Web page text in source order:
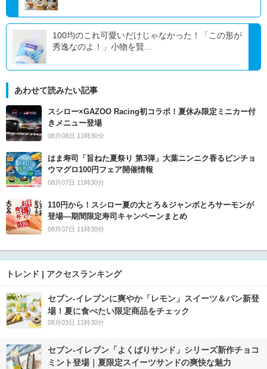
100均のこれ可愛いだけじゃなかった！「この形が
秀逸なのよ！」小物を賢...
あわせて読みたい記事
スシロー×GAZOO Racing初コラボ！夏休み限定ミニカー付
きメニュー登場
08月08日 11時30分
はま寿司「旨ねた夏祭り 第3弾」大葉ニンニク香るビンチョ
ウマグロ100円フェア開催情報
08月07日 11時30分
110円から！スシロー夏の大とろ＆ジャンボとろサーモンが
登場―期間限定寿司キャンペーンまとめ
08月07日 11時30分
トレンド | アクセスランキング
セブン‐イレブンに爽やか「レモン」スイーツ＆パン新登
場！夏に食べたい限定商品をチェック
08月03日 11時30分
セブン‐イレブン「よくばりサンド」シリーズ新作チョコ
ミント登場｜夏限定スイーツサンドの爽快な魅力